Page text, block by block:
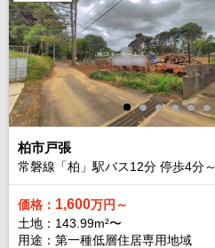
柏市戸張
常磐線「柏」駅バス12分 停歩4分～
価格： 1,600万円～
土地：143.99m²〜
用途：第一種低層住居専用地域